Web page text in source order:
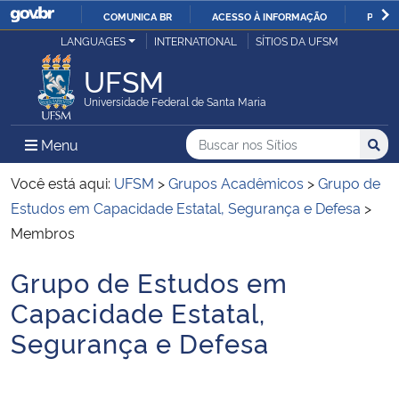
IR
COMUNICA BR ACESSO À INFORMAÇÃO
Ministério da Justiça e Segurança Pública
Ministério da Defesa
Ministério das Relações Exteriores
Ministério da Economia
Ministério da Infraestrutura
Ministério da Agricultura, Pecuária e Abastecimento
LANGUAGES INTERNATIONAL SÍTIOS DA UFSM
UFSM
Universidade Federal de Santa Maria
Menu Menu Principal do Sítio
Busca
Buscar no nos Sítios
Busca:
Você está aqui: UFSM >Grupos Acadêmicos >Grupo de
Estudos em Capacidade Estatal, Segurança e Defesa >
Membros
Início do conteúdo
Grupo de Estudos em
Capacidade Estatal,
Segurança e Defesa